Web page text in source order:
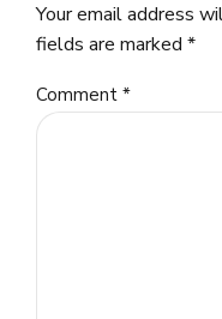
Your email address
fields are marked *
Comment *